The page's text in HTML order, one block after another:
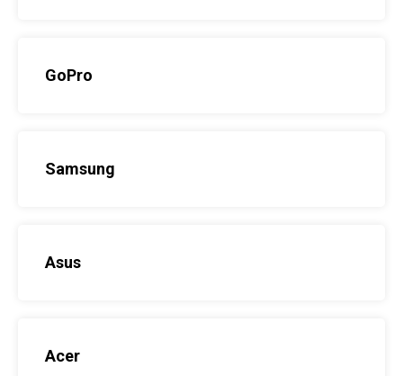
GoPro
Samsung
Asus
Acer